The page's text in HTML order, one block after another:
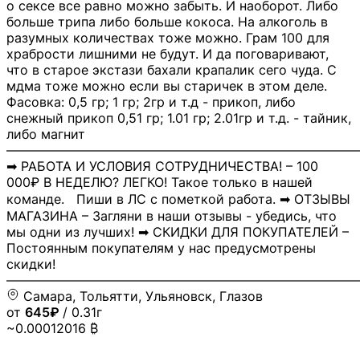
о сексе все равно можно забыть. И наоборот. Либо
больше трипа либо больше кокоса. На алкоголь в
разумных количествах тоже можно. Грам 100 для
храбрости лишними не будут. И да поговаривают,
что в старое экстази бахали крапалик сего чуда. С
мдма тоже можно если вы старичек в этом деле.
Фасовка: 0,5 гр; 1 гр; 2гр и т.д - прикоп, либо
снежный прикоп 0,51 гр; 1.01 гр; 2.01гр и т.д. - тайник,
либо магнит
➡ РАБОТА И УСЛОВИЯ СОТРУДНИЧЕСТВА! – 100
000₽ В НЕДЕЛЮ? ЛЕГКО! Такое только в нашей
команде. Пиши в ЛС с пометкой работа. ➡ ОТЗЫВЫ
МАГАЗИНА – Загляни в наши отзывы - убедись, что
мы одни из лучших! ➡ СКИДКИ ДЛЯ ПОКУПАТЕЛЕЙ –
Постоянным покупателям у нас предусмотрены
скидки!
Самара, Тольятти, Ульяновск, Глазов
от 645₽ / 0.31г
~0.00012016 ₿